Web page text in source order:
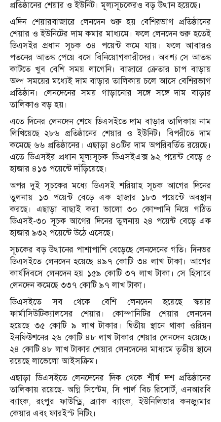
প্রতিষ্ঠানের শেয়ার ও ইউনিট। মূল্যসূচকেরও বড় উত্থান হয়েছে।
এদিন শেয়ারবাজারে লেনদেন শুরু হয় বেশিরভাগ প্রতিষ্ঠানের
শেয়ার ও ইউনিটের দাম কমার মাধ্যমে। ফলে লেনদেন শুরু হতেই
ডিএসইর প্রধান সূচক ৩৪ পয়েন্ট কমে যায়। ফলে আবারও
পতনের আতঙ্ক পেয়ে বসে বিনিয়োগকারীদের। অবশ্য সে আতঙ্ক
কাটতে খুব বেশি সময় লাগেনি। বাজারে ক্রেতার চাপ বাড়ায়
অল্প সময়ের মধ্যেই দাম বাড়ার তালিকায় চলে আসে বেশিরভাগ
প্রতিষ্ঠান। লেনদেনের সময় গাড়ানোর সঙ্গে সঙ্গে দাম বাড়ার
তালিকাও বড় হয়।
এতে দিনের লেনদেন শেষে ডিএসইতে দাম বাড়ার তালিকায় নাম
লিখিয়েছে ২৮৬ প্রতিষ্ঠানের শেয়ার ও ইউনিট। বিপরীতে দাম
কমেছে ৬৬ প্রতিষ্ঠানের। এছাড়া ৪০টির দাম অপরিবর্তিত রয়েছে।
এতে ডিএসইর প্রধান মূল্যসূচক ডিএসইএক্স ৯২ পয়েন্ট বেড়ে ৫
হাজার ৪১৩ পয়েন্টে দাঁড়িয়েছে।
অপর দুই সূচকের মধ্যে ডিএসই শরিয়াহ সূচক আগের দিনের
তুলনায় ১৩ পয়েন্ট বেড়ে এক হাজার ১৮৩ পয়েন্টে অবস্থান
করছে। এছাড়া বাছাই করা ভালো ৩০ কোম্পানি নিয়ে গঠিত
ডিএসই-৩০ সূচক আগের দিনের তুলনায় ২৪ পয়েন্ট বেড়ে এক
হাজার ৯৩২ পয়েন্টে উঠে এসেছে।
সূচকের বড় উত্থানের পাশাপাশি বেড়েছে লেনদেনের গতি। দিনভর
ডিএসইতে লেনদেন হয়েছে ৪৯৭ কোটি ৩৪ লাখ টাকা। আগের
কার্যদিবসে লেনদেন হয় ১৫৯ কোটি ৩৭ লাখ টাকা। সে হিসাবে
লেনদেন কমেছে ৩৩৭ কোটি ৯৭ লাখ টাকা।
ডিএসইতে সব থেকে বেশি লেনদেন হয়েছে স্কয়ার
ফার্মাসিউটিক্যালসের শেয়ার। কোম্পানিটির শেয়ার লেনদেন
হয়েছে ৩৫ কোটি ৯ লাখ টাকার। দ্বিতীয় স্থানে থাকা ওরিয়ন
ইনফিউশনের ২৬ কোটি ৪৮ লাখ টাকার শেয়ার লেনদেন হয়েছে।
২৪ কোটি ৪৮ লাখ টাকার শেয়ার লেনদেনের মাধ্যমে তৃতীয় স্থানে
রয়েছে লাভেলো আইসক্রিম।
এছাড়া ডিএসইতে লেনদেনের দিক থেকে শীর্ষ দশ প্রতিষ্ঠানের
তালিকায় রয়েছে- অগ্নি সিস্টেম, সি পার্ল বিচ রিসোর্ট, এনআরবি
ব্যাংক, রংপুর ফাউন্ড্রি, ব্র্যাক ব্যাংক, ইউনিলিভার কনজ্যুমার
কেয়ার এবং ফারইস্ট নিটিং।